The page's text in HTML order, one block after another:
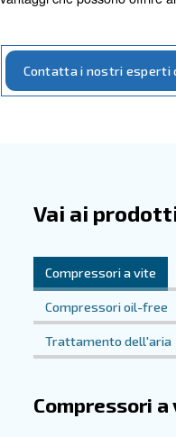
Vai ai nostri
Il nostro obiettivo
della comunità
free è realizzata
di impianti medici e
dedizione costante
supportare le
Contattaci
Sei pronto a fare il
saperne di più sulle